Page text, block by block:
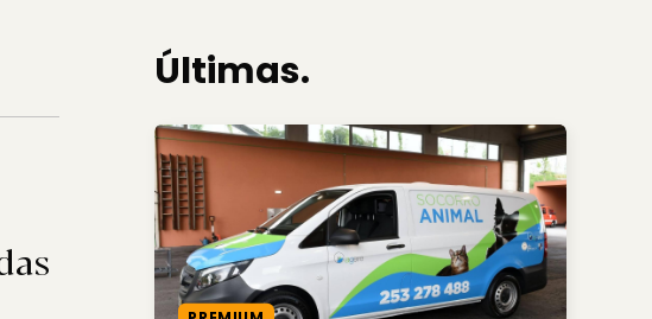
Últimas.